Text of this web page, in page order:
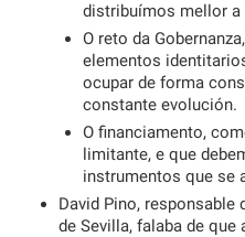
distribuímos mellor a
O reto da
elementos
ocupar de forma
constante evolución.
O financiamento,
limitante, e que
instrumentos que se
David Pino,
de Sevilla, falaba de